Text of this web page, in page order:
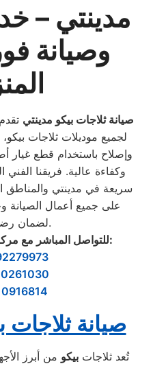
مدينتي –
وصيانة
صيانة ثلاجات بيكو مدينتي
لجميع موديلات ثلاجات
وإصلاح باستخدام قطع غيار
وكفاءة عالية. فريقنا
سريعة في مدينتي
على جميع أعمال الصيانة
لضمان رضا العملاء.
للتواصل المباشر مع مركز صيانة بيكو المعتمد:
صيانة ثلاجات
تُعد ثلاجات بيكو من أبرز